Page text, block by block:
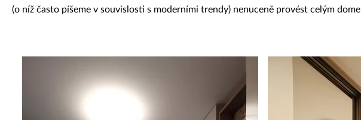
(o níž často píšeme v souvislosti s moderními trendy) nenuceně provést celým